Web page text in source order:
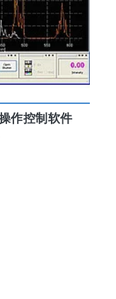
作控制软件